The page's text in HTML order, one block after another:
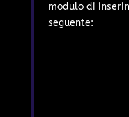
modulo di
seguente: